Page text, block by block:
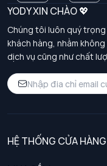
YODY XIN CHÀO 💖
Chúng tôi luôn quý
khách hàng, nhằm
dịch vụ cũng như chất
HỆ THỐNG CỬA HÀNG